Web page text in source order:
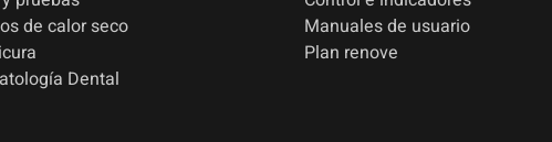
de calor seco
Dental
Manuales de usuario
Plan renove